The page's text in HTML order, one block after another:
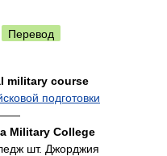
Перевод
military course
подготовки
Military College
шт. Джорджия